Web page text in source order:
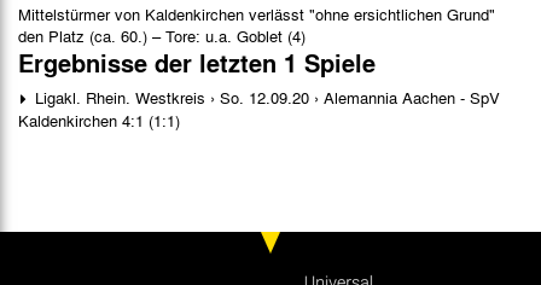
Mittelstürmer von Kaldenkirchen verlässt "ohne ersichtlichen Grund"
den Platz (ca. 60.) – Tore: u.a. Goblet (4)
Ergebnisse der letzten 1 Spiele
Ligakl. Rhein. Westkreis › So. 12.09.20 › Alemannia Aachen - SpV
Kaldenkirchen 4:1 (1:1)